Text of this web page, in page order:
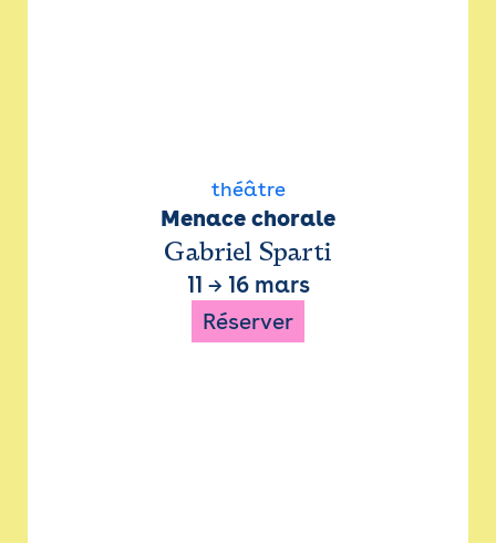
théâtre
Menace chorale
Gabriel Sparti
11 → 16 mars
Réserver